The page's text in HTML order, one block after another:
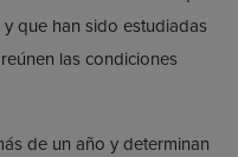
que han sido estudiadas
las condiciones
de un año y determinan